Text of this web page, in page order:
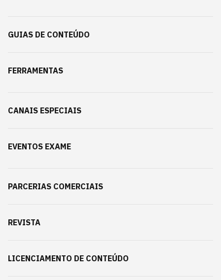
GUIAS DE CONTEÚDO
FERRAMENTAS
CANAIS ESPECIAIS
EVENTOS EXAME
PARCERIAS COMERCIAIS
REVISTA
LICENCIAMENTO DE CONTEÚDO